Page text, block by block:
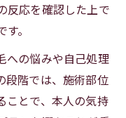
反応を確認した上で
。
への悩みや自己処理
段階では、施術部位
ことで、本人の気持